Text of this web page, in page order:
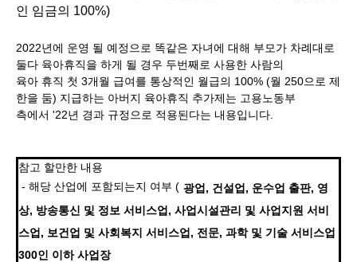
인 임금의 100%)
2022년에 운영 될 예정으로 똑같은 자녀에 대해 부모가 차례대로
둘다 육아휴직을 하게 될 경우 두번째로 사용한 사람의
육아 휴직 첫 3개월 급여를 통상적인 월급의 100% (월 250으로 제
한을 둠) 지급하는 아버지 육아휴직 추가제는 고용노동부
측에서 '22년 경과 규정으로 적용된다는 내용입니다.
참고 할만한 내용
- 해당 산업에 포함되는지 여부 ( 광업, 건설업, 운수업 출판, 영
상, 방송통신 및 정보 서비스업, 사업시설관리 및 사업지원 서비
스업, 보건업 및 사회복지 서비스업, 전문, 과학 및 기술 서비스업
300인 이하 사업장